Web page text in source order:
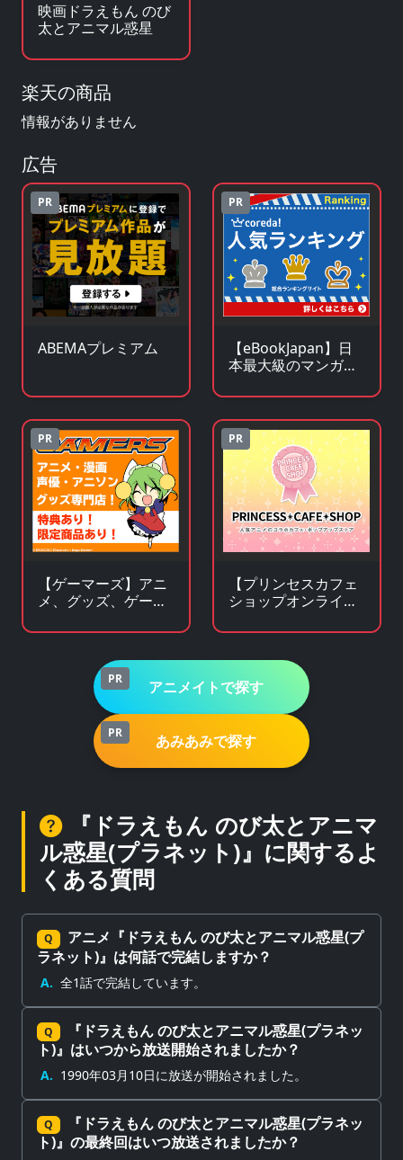
映画ドラえもん のび
太とアニマル惑星
楽天の商品
情報がありません
広告
PR
ABEMAプレミアム
PR
【eBookJapan】日
本最大級のマンガ
イト
PR
【ゲーマーズ】アニ
メ、グッズ、ゲー
ア多数販売のチェー
PR
【プリンセスカフェ
ショップオンライ
クターグッズの通販
PR アニメイトで探す
PR あみあみで探す
『ドラえもん のび太とアニマ
ル惑星(プラネット)』に関するよ
くある質問
Q
アニメ『ドラえもん のび太とアニマル惑星(プ
ラネット)』は何話で完結しますか？
A. 全1話で完結しています。
Q
『ドラえもん のび太とアニマル惑星(プラネッ
ト)』はいつから放送開始されましたか？
A. 1990年03月10日に放送が開始されました。
Q
『ドラえもん のび太とアニマル惑星(プラネッ
ト)』の最終回はいつ放送されましたか？